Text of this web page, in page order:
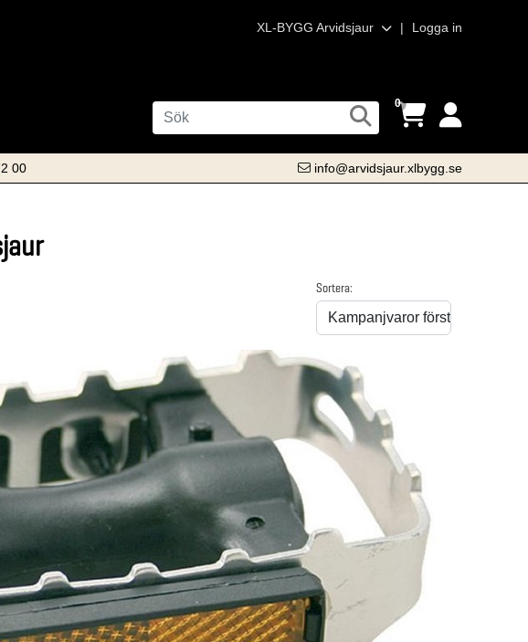
XL-BYGG Arvidsjaur | Logga in
0
00 info@arvidsjaur.xlbygg.se
Sortera: